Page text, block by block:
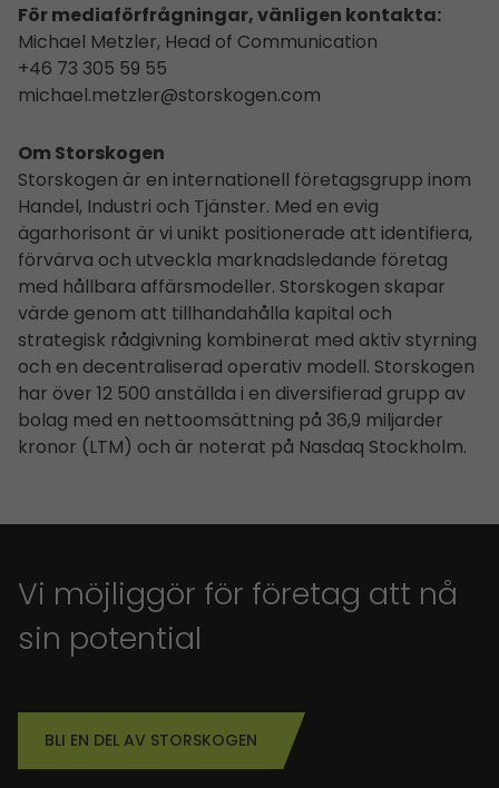
För mediaförfrågningar, vänligen kontakta:
Michael Metzler, Head of Communication
+46 73 305 59 55
michael.metzler@storskogen.com
Om Storskogen
Storskogen är en internationell företagsgrupp inom
Handel, Industri och Tjänster. Med en evig
ägarhorisont är vi unikt positionerade att identifiera,
förvärva och utveckla marknadsledande företag
med hållbara affärsmodeller. Storskogen skapar
värde genom att tillhandahålla kapital och
strategisk rådgivning kombinerat med aktiv styrning
och en decentraliserad operativ modell. Storskogen
har över 12 500 anställda i en diversifierad grupp av
bolag med en nettoomsättning på 36,9 miljarder
kronor (LTM) och är noterat på Nasdaq Stockholm.
Vi möjliggör för företag att nå
sin potential
BLI EN DEL AV STORSKOGEN